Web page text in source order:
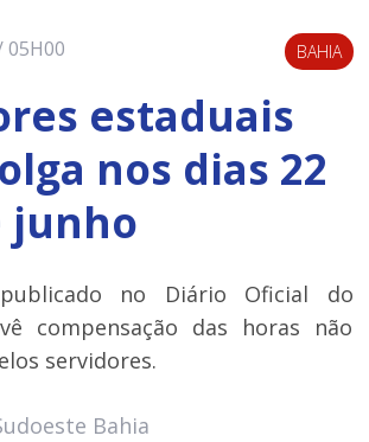
05H00 BAHIA
estaduais
nos dias 22
junho
no Diário Oficial do
compensação das horas não
servidores.
Bahia